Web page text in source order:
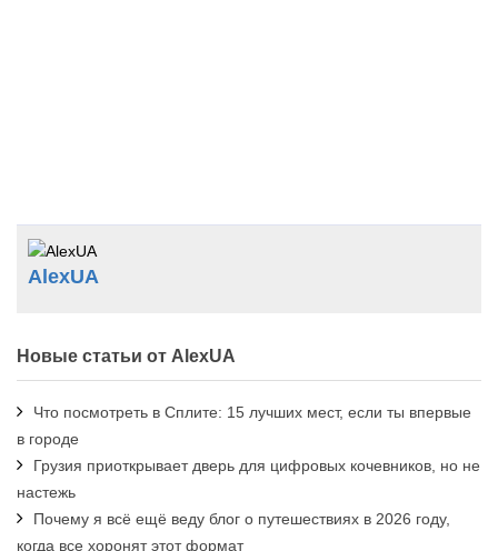
AlexUA
Новые статьи от AlexUA
Что посмотреть в Сплите: 15 лучших мест, если ты впервые
в городе
Грузия приоткрывает дверь для цифровых кочевников, но не
настежь
Почему я всё ещё веду блог о путешествиях в 2026 году,
когда все хоронят этот формат